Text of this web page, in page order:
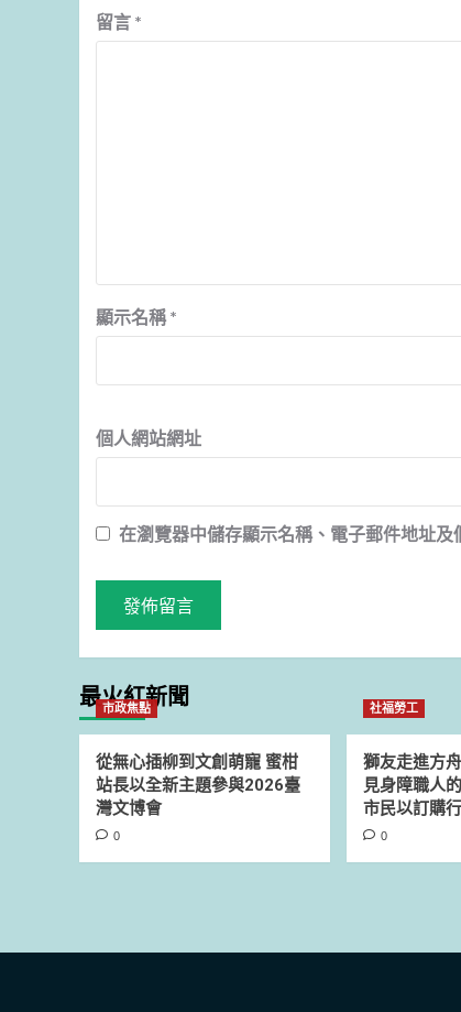
留言 *
顯示名稱 *
個人網站網址
在瀏覽器中儲存顯示名稱、電子郵件地址
最火紅新聞
市政焦點
從無心插柳到文創萌寵 蜜柑
站長以全新主題參與2026臺
灣文博會
0
社福勞工
獅友走進方
見身障職人
市民以訂購
0